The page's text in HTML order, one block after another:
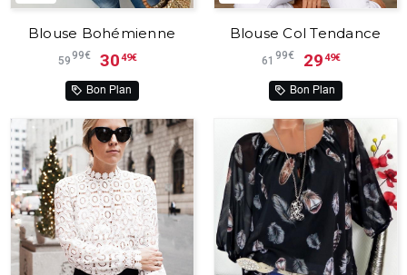
Blouse Bohémienne
5999€ 3049€
Bon Plan
Blouse Col Tendance
61 99€ 2949€
Bon Plan